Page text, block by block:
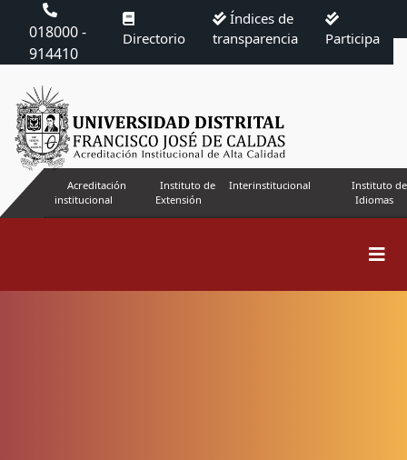
018000 -
914410
Directorio
Índices de
transparencia
Participa
Acreditación
institucional
Instituto de
Extensión
Interinstitucional
Instituto de
Idiomas